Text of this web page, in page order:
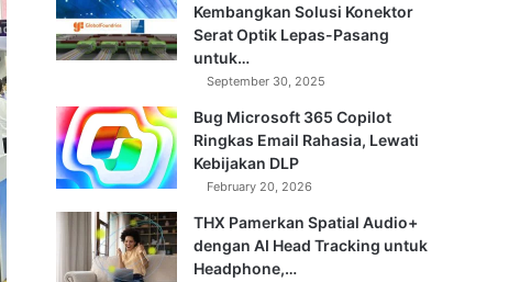
Kembangkan Solusi Konektor
Serat Optik Lepas-Pasang
untuk…
September 30, 2025
Bug Microsoft 365 Copilot
Ringkas Email Rahasia, Lewati
Kebijakan DLP
February 20, 2026
THX Pamerkan Spatial Audio+
dengan AI Head Tracking untuk
Headphone,…